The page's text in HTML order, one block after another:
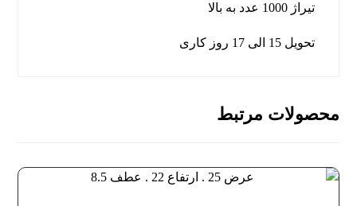
تیراژ 1000 عدد به بالا
تحویل 15 الی 17 روز کاری
محصولات مرتبط